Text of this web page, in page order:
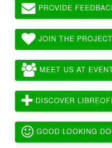
PROVIDE
JOIN THE
MEET US AT
DISCOVER
GOOD LOOKING